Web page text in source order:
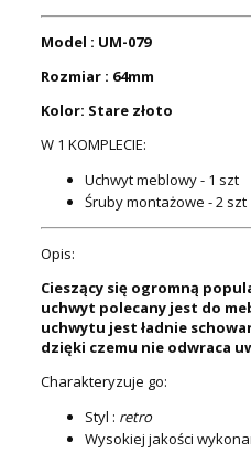
Model : UM-079
Rozmiar : 64mm
Kolor: Stare złoto
W 1 KOMPLECIE:
Uchwyt meblowy - 1 szt
Śruby montażowe - 2 szt
Opis:
Cieszący się ogromną
uchwyt polecany jest do
uchwytu jest ładnie
dzięki czemu nie odwraca
Charakteryzuje go:
Styl : retro
Wysokiej jakości